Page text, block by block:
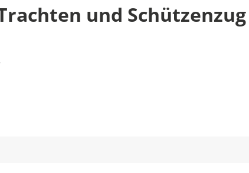
und Schützenzug